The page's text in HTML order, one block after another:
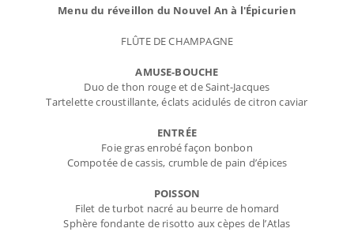
Menu du réveillon du Nouvel An à l'Épicurien
FLÛTE DE CHAMPAGNE
AMUSE-BOUCHE
Duo de thon rouge et de Saint-Jacques
Tartelette croustillante, éclats acidulés de citron caviar
ENTRÉE
Foie gras enrobé façon bonbon
Compotée de cassis, crumble de pain d’épices
POISSON
Filet de turbot nacré au beurre de homard
Sphère fondante de risotto aux cèpes de l’Atlas